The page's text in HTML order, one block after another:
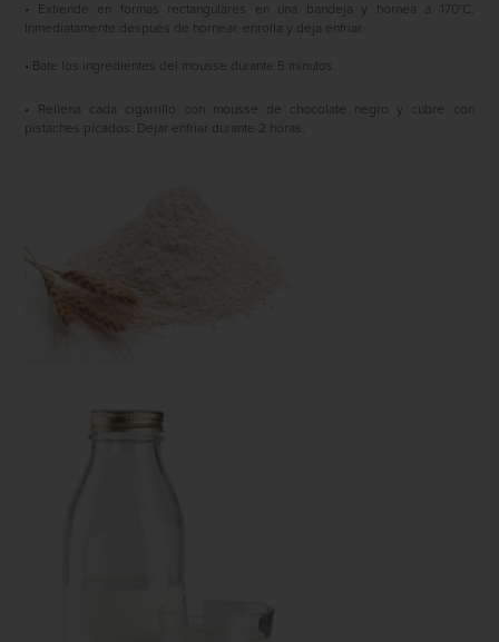
• Extiende en formas rectangulares en una bandeja y hornea a 170°C.
Inmediatamente después de hornear, enrolla y deja enfriar.
• Bate los ingredientes del mousse durante 5 minutos.
• Rellena cada cigarrillo con mousse de chocolate negro y cubre con
pistaches picados. Dejar enfriar durante 2 horas.